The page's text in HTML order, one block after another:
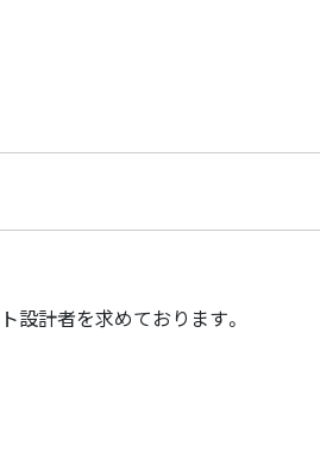
設計者を求めております。